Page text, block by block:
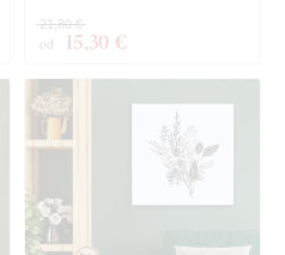
od 15,30 €
21,80 €